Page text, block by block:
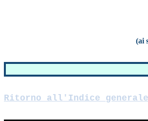
(ai
Ritorno all'Indice generale